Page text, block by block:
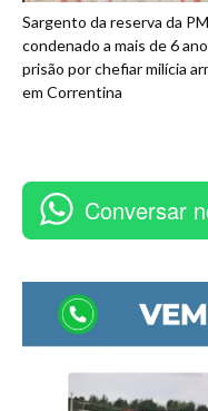
Sargento da reserva da
condenado a mais de 6
prisão por chefiar milícia
em Correntina
Conversar